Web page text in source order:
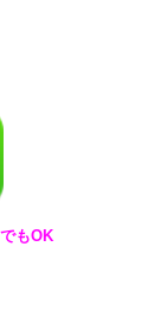
もOK